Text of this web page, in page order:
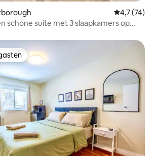
4,7 (74)
schone suite met 3 slaapkamers op
gasten